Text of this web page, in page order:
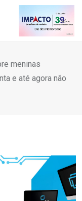
meninas
e até agora não